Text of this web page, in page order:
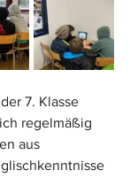
7. Klasse
regelmäßig
aus